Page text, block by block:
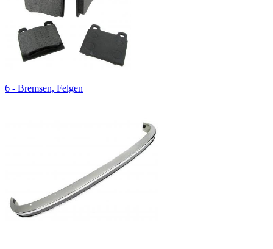
6 - Bremsen, Felgen